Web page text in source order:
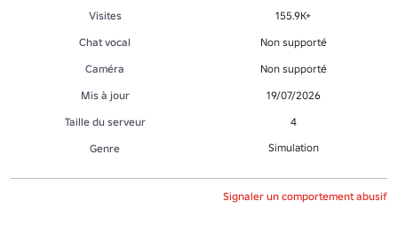
Visites
155.9K+
Chat vocal
Non supporté
Caméra
Non supporté
Mis à jour
19/07/2026
Taille du serveur
4
Genre
Simulation
Signaler un comportement abusif